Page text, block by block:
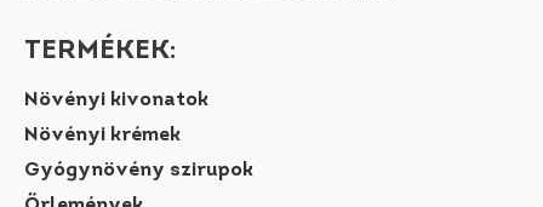
TERMÉKEK:
Növényi kivonatok
Növényi krémek
Gyógynövény szirupok